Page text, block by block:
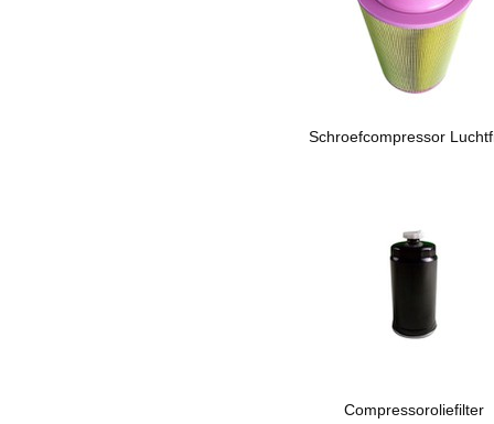
Schroefcompressor
Compressoroliefilter